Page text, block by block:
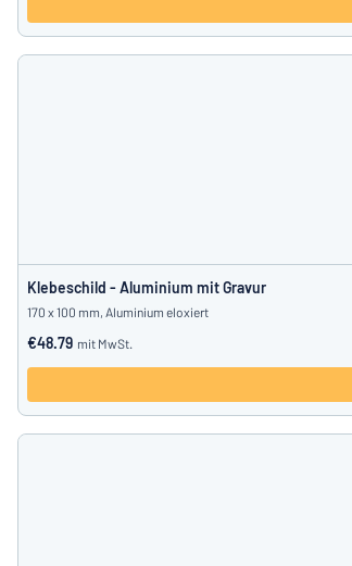
Klebeschild - Aluminium mit Gravur
170 x 100 mm, Aluminium eloxiert
€48.79 mit MwSt.